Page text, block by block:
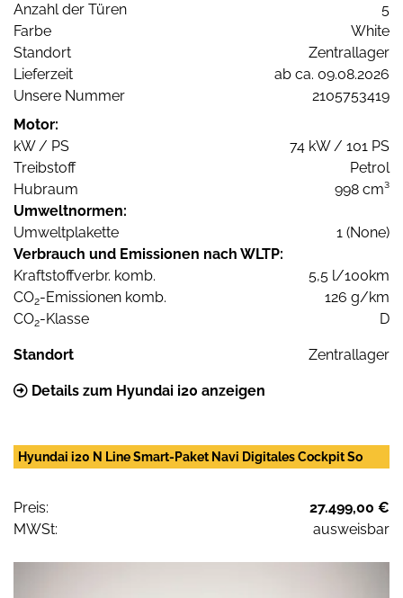
Anzahl der Türen
5
Farbe
White
Standort
Zentrallager
Lieferzeit
ab ca. 09.08.2026
Unsere Nummer
2105753419
Motor:
kW / PS
74 kW / 101 PS
Treibstoff
Petrol
Hubraum
998 cm³
Umweltnormen:
Umweltplakette
1 (None)
Verbrauch und Emissionen nach WLTP:
Kraftstoffverbr. komb.
5,5 l/100km
CO2-Emissionen komb.
126 g/km
CO2-Klasse D
Standort Zentrallager
Details zum Hyundai i20 anzeigen
Hyundai i20 N Line Smart-Paket Navi Digitales Cockpit So
Preis:
27.499,00 €
MWSt:
ausweisbar